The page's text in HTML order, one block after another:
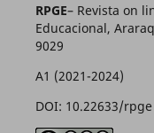
RPGE– Revista on
Educacional,
9029
A1 (2021-2024)
DOI: 10.22633/rpge